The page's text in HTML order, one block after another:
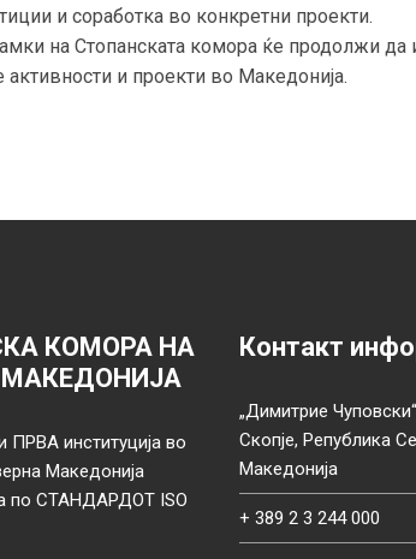
и соработка во конкретни проекти.
на Стопанската комора ќе продолжи да
и проекти во Македонија.
КОМОРА НА
МАКЕДОНИЈА
институција во
Македонија
по СТАНДАРДОТ ISO
Контакт
„Димитрие
Скопје, Република
Македонија
+ 389 2 3 244 000